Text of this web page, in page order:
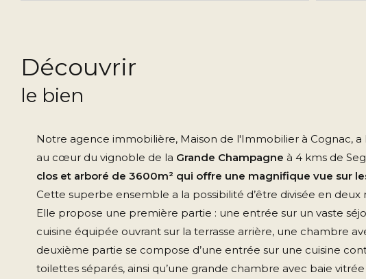
découvrir
le bien
Notre agence immobilière, Maison de l'Immobilier à Cognac, a
au cœur du vignoble de la Grande Champagne à 4 kms de
clos et arboré de 3600m² qui offre une magnifique vue sur
Cette superbe ensemble a la possibilité d’être divisée en
Elle propose une première partie : une entrée sur un vaste
cuisine équipée ouvrant sur la terrasse arrière, une chambre
deuxième partie se compose d’une entrée sur une cuisine
toilettes séparés, ainsi qu’une grande chambre avec baie